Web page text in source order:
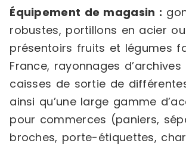
Équipement de magasin :
robustes, portillons en acier
présentoirs fruits et légumes
France, rayonnages
caisses de sortie de
ainsi qu’une large gamme
pour commerces (paniers,
broches, porte-étiquettes,